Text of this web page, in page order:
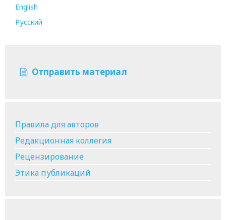
English
Русский
Отправить материал
Правила для авторов
Редакционная коллегия
Рецензирование
Этика публикаций